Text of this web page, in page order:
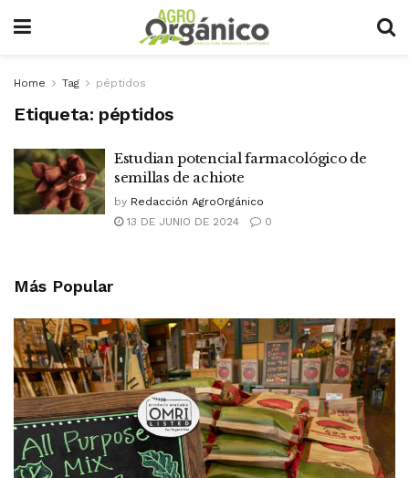
Home Tag péptidos
Etiqueta: péptidos
Estudian potencial farmacológico de
semillas de achiote
by Redacción AgroOrgánico
13 DE JUNIO DE 2024
0
Más Popular